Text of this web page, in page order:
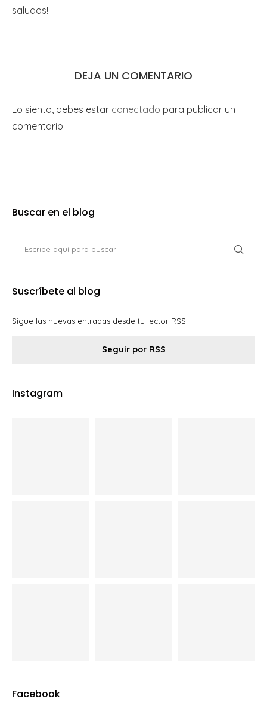
saludos!
DEJA UN COMENTARIO
Lo siento, debes estar conectado para publicar un
comentario.
Buscar en el blog
Suscríbete al blog
Sigue las nuevas entradas desde tu lector RSS.
Seguir por RSS
Instagram
Facebook